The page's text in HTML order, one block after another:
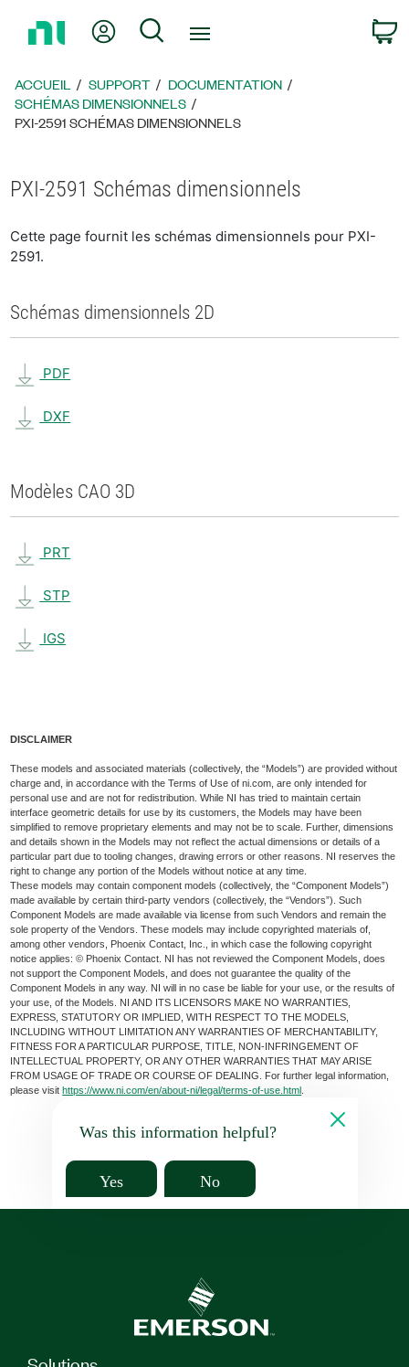
page
d’accueil
Mon compteRechercher
ACCUEIL SUPPORT
DOCUMENTATION
SCHÉMAS DIMENSIONNELS
PXI-2591 SCHÉMAS DIMENSIONNELS
PXI-2591 Schémas dimensionnels
Cette page fournit les schémas dimensionnels pour PXI-
2591.
Schémas dimensionnels 2D
PDF
DXF
Modèles CAO 3D
PRT
STP
IGS
DISCLAIMER
These models and associated materials (collectively, the “Models”) are provided without
charge and, in accordance with the Terms of Use of ni.com, are only intended for
personal use and are not for redistribution. While NI has tried to maintain certain
interface geometric details for use by its customers, the Models may have been
simplified to remove proprietary elements and may not be to scale. Further, dimensions
and details shown in the Models may not reflect the actual dimensions or details of a
particular part due to tooling changes, drawing errors or other reasons. NI reserves the
right to change any portion of the Models without notice at any time.
These models may contain component models (collectively, the “Component Models”)
made available by certain third-party vendors (collectively, the “Vendors”). Such
Component Models are made available via license from such Vendors and remain the
sole property of the Vendors. These models may include copyrighted materials of,
among other vendors, Phoenix Contact, Inc., in which case the following copyright
notice applies: © Phoenix Contact. NI has not reviewed the Component Models, does
not support the Component Models, and does not guarantee the quality of the
Component Models in any way. NI will in no case be liable for your use, or the results of
your use, of the Models. NI AND ITS LICENSORS MAKE NO WARRANTIES,
EXPRESS, STATUTORY OR IMPLIED, WITH RESPECT TO THE MODELS,
INCLUDING WITHOUT LIMITATION ANY WARRANTIES OF MERCHANTABILITY,
FITNESS FOR A PARTICULAR PURPOSE, TITLE, NON-INFRINGEMENT OF
INTELLECTUAL PROPERTY, OR ANY OTHER WARRANTIES THAT MAY ARISE
FROM USAGE OF TRADE OR COURSE OF DEALING. For further legal information,
please visithttps://www.ni.com/en/about-ni/legal/terms-of-use.html
Was this information helpful?
Yes No